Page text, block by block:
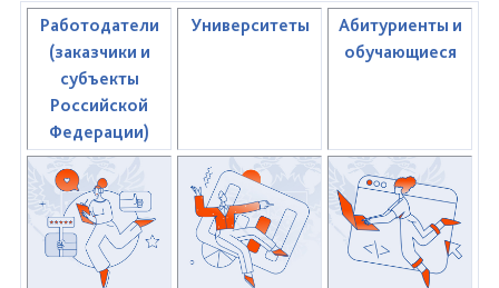
Работодатели
(заказчики и
субъекты
Российской
Федерации)
Университеты
Абитуриенты и
обучающиеся